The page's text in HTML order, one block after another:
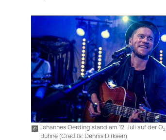
Johannes Oerding stand am 12. Juli auf der O2
Bühne (Credits: Dennis Dirksen)